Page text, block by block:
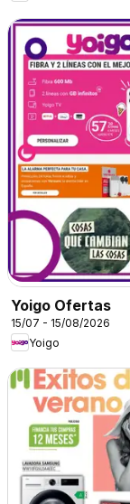
Yoigo Ofertas
15/07 - 15/08/2026
Yoigo